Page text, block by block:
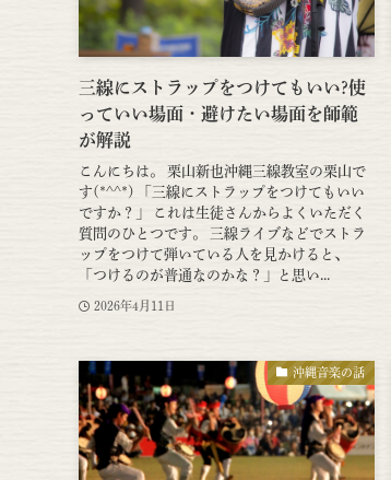
三線にストラップをつけてもいい?使
っていい場面・避けたい場面を師範
が解説
こんにちは。 栗山新也沖縄三線教室の栗山で
す(*^^*) 「三線にストラップをつけてもいい
ですか？」 これは生徒さんからよくいただく
質問のひとつです。 三線ライブなどでストラ
ップをつけて弾いている人を見かけると、
「つけるのが普通なのかな？」と思い...
2026年4月11日
沖縄音楽の話